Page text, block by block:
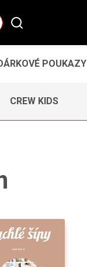
POUKAZY
CREW KIDS